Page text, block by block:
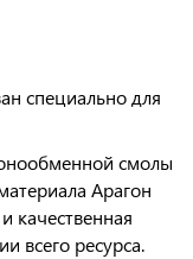
специально для
смолы
Арагон
качественная
всего ресурса.